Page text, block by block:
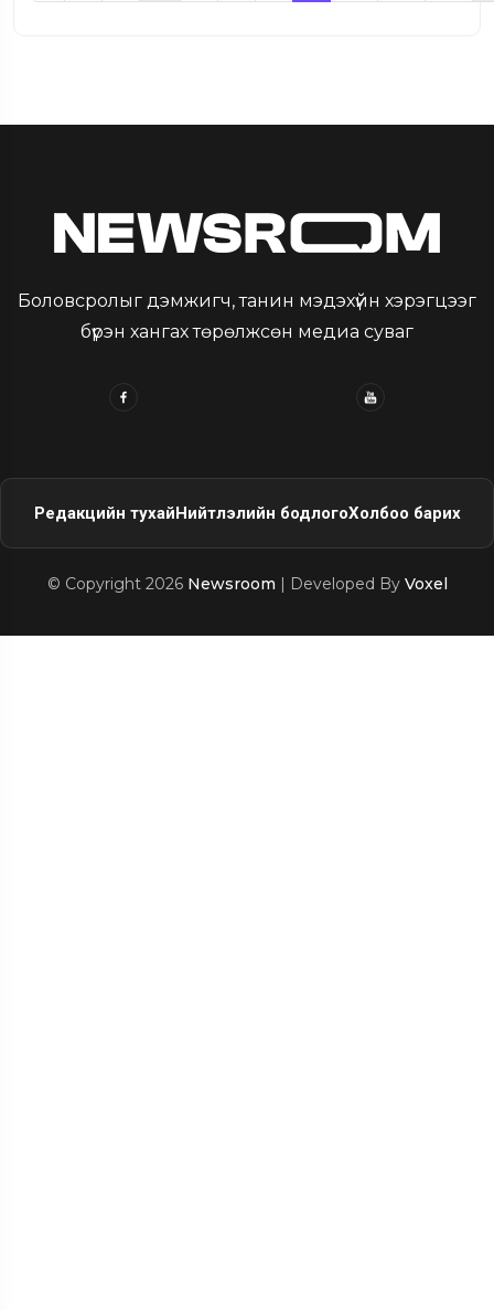
Боловсролыг дэмжигч, танин мэдэхүйн хэрэгцээг
бүрэн хангах төрөлжсөн медиа суваг
Редакцийн тухайНийтлэлийн бодлогоХолбоо барих
© Copyright 2026 Newsroom | Developed By Voxel